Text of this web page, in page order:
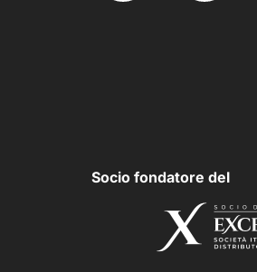
Socio fondatore del